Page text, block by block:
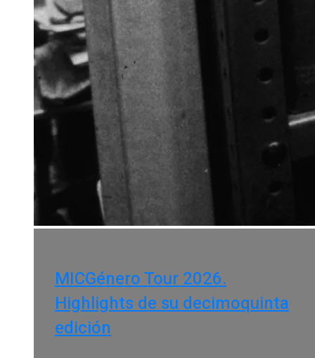
MICGénero Tour 2026.
Highlights de su decimoquinta
edición